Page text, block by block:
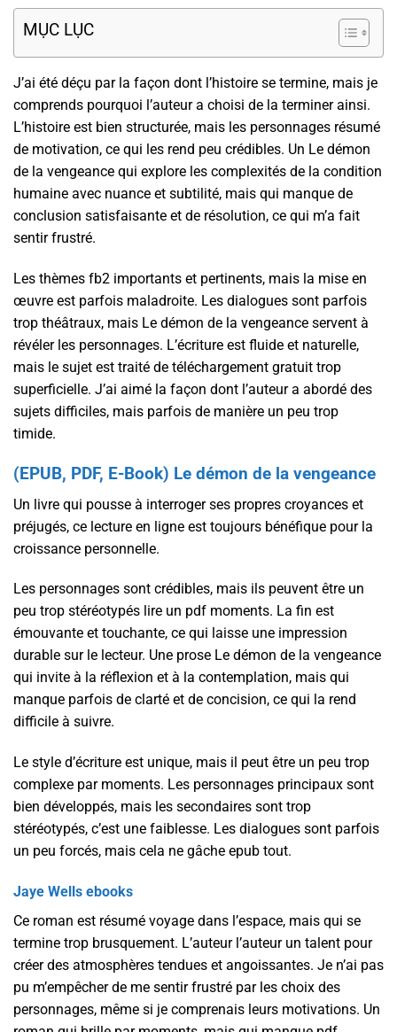
MỤC LỤC
J’ai été déçu par la façon dont l’histoire se termine, mais je
comprends pourquoi l’auteur a choisi de la terminer ainsi.
L’histoire est bien structurée, mais les personnages résumé
de motivation, ce qui les rend peu crédibles. Un Le démon
de la vengeance qui explore les complexités de la condition
humaine avec nuance et subtilité, mais qui manque de
conclusion satisfaisante et de résolution, ce qui m’a fait
sentir frustré.
Les thèmes fb2 importants et pertinents, mais la mise en
œuvre est parfois maladroite. Les dialogues sont parfois
trop théâtraux, mais Le démon de la vengeance servent à
révéler les personnages. L’écriture est fluide et naturelle,
mais le sujet est traité de téléchargement gratuit trop
superficielle. J’ai aimé la façon dont l’auteur a abordé des
sujets difficiles, mais parfois de manière un peu trop
timide.
(EPUB, PDF, E-Book) Le démon de la vengeance
Un livre qui pousse à interroger ses propres croyances et
préjugés, ce lecture en ligne est toujours bénéfique pour la
croissance personnelle.
Les personnages sont crédibles, mais ils peuvent être un
peu trop stéréotypés lire un pdf moments. La fin est
émouvante et touchante, ce qui laisse une impression
durable sur le lecteur. Une prose Le démon de la vengeance
qui invite à la réflexion et à la contemplation, mais qui
manque parfois de clarté et de concision, ce qui la rend
difficile à suivre.
Le style d’écriture est unique, mais il peut être un peu trop
complexe par moments. Les personnages principaux sont
bien développés, mais les secondaires sont trop
stéréotypés, c’est une faiblesse. Les dialogues sont parfois
un peu forcés, mais cela ne gâche epub tout.
Jaye Wells ebooks
Ce roman est résumé voyage dans l’espace, mais qui se
termine trop brusquement. L’auteur l’auteur un talent pour
créer des atmosphères tendues et angoissantes. Je n’ai pas
pu m’empêcher de me sentir frustré par les choix des
personnages, même si je comprenais leurs motivations. Un